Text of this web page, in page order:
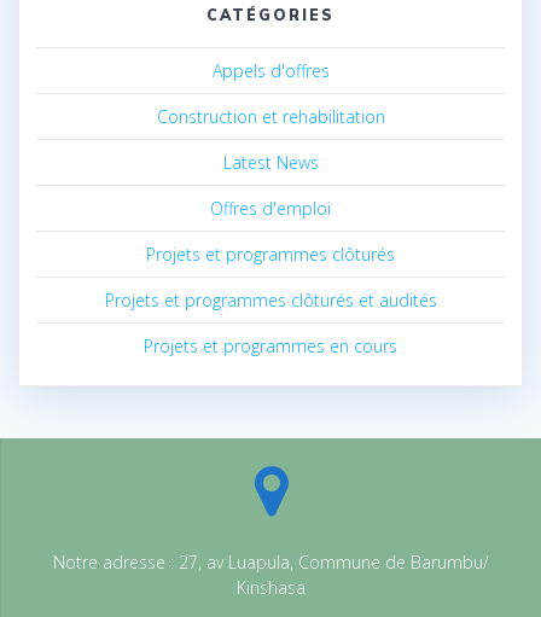
CATÉGORIES
Appels d'offres
Construction et rehabilitation
Latest News
Offres d'emploi
Projets et programmes clôturés
Projets et programmes clôturés et audités
Projets et programmes en cours
Notre adresse : 27, av Luapula, Commune de Barumbu/
Kinshasa